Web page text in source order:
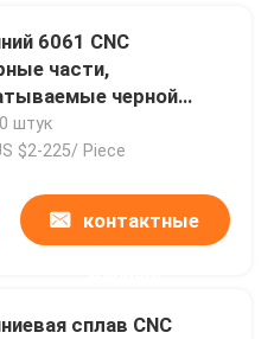
6061 CNC
части,
черной
штук
$2-225/ Piece
контактные
сплав CNC